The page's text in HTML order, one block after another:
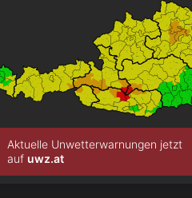
Aktuelle Unwetterwarnungen jetzt
auf uwz.at